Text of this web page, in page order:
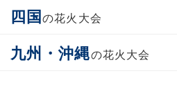
四国の花火大会
九州・沖縄の花火大会